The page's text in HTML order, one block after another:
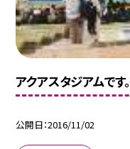
アクアスタジアムです。
公開日 2016/11/02